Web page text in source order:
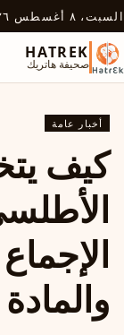
السبت، ٨ أغسطس ٢٠٢٦
HATREK
صحيفة هاتريك
أخبار عامة
كيف